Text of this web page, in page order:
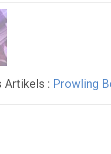
Artikels : Prowling